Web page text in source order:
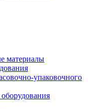
материалы
упаковочного